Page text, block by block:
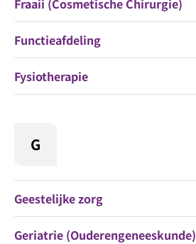
Fraaii (Cosmetische Chirurgie)
Functieafdeling
Fysiotherapie
G
Geestelijke zorg
Geriatrie (Ouderengeneeskunde)